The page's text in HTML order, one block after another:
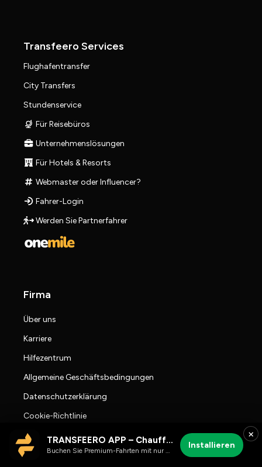
Transfeero Services
Flughafentransfer
City Transfers
Stundenservice
Für Reisebüros
Unternehmenslösungen
Für Hotels & Resorts
Webmaster oder Influencer?
Fahrer-Login
Werden Sie Partnerfahrer
Firma
Über uns
Karriere
Hilfezentrum
Allgemeine Geschäftsbedingungen
Datenschutzerklärung
Cookie-Richtlinie
Travel Blog
Presseraum
×
TRANSFEERO APP – Chauffeur- & Flughafenfahrten
Buchen Sie Premium-Fahrten mit nur wenigen Klicks
Installieren